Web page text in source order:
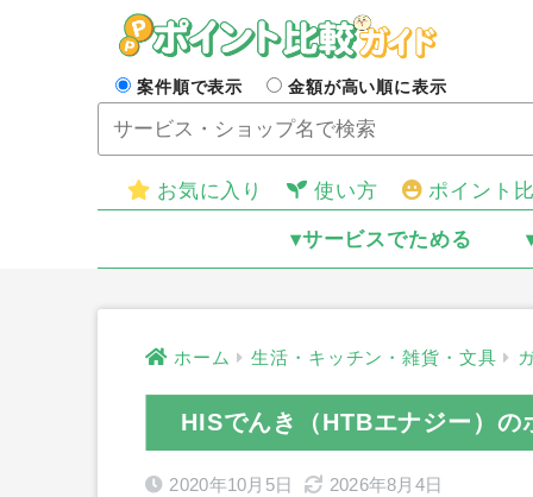
案件順で表示 金額が高い順に表示
お気に入り 使い方 ポイント
▾サービスでためる
ホーム 生活・キッチン・雑貨・文具
HISでんき（HTBエナジー）の
2020年10月5日 2026年8月4日